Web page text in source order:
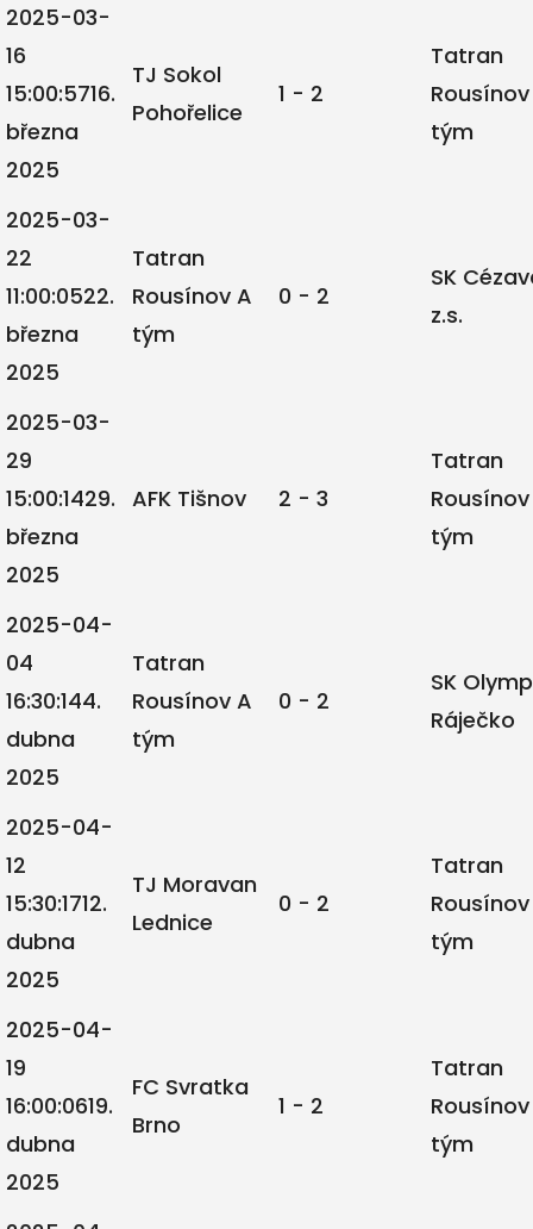
2025-03-
16
15:00:5716.
března
2025
TJ Sokol
Pohořelice
1 - 2
Tatran
tým
2025-03-
22
11:00:0522.
března
2025
Tatran
Rousínov A
tým
0 - 2
SK
z.s.
2025-03-
29
15:00:1429.
března
2025
AFK Tišnov 2 - 3
Tatran
tým
2025-04-
04
16:30:144.
dubna
2025
Tatran
Rousínov A
tým
0 - 2
SK
Ráječko
2025-04-
12
15:30:1712.
dubna
2025
TJ Moravan
Lednice
0 - 2
Tatran
tým
2025-04-
19
16:00:0619.
dubna
2025
FC Svratka
Brno
1 - 2
Tatran
tým